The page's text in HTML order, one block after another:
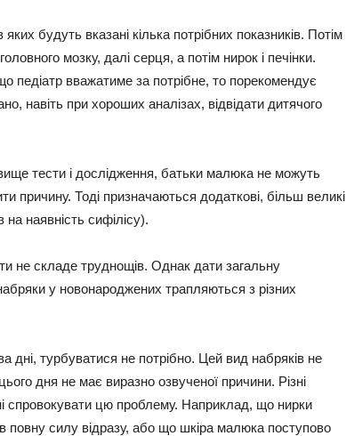
будуть вказані кілька потрібних показників. Потім
мозку, далі серця, а потім нирок і печінки.
педіатр вважатиме за потрібне, то порекомендує
навіть при хороших аналізах, відвідати дитячого
тести і дослідження, батьки малюка не можуть
причину. Тоді призначаються додаткові, більш великі
наявність сифілісу).
не складе труднощів. Однак дати загальну
у новонароджених трапляються з різних
дні, турбуватися не потрібно. Цей вид набряків не
дня не має виразно озвученої причини. Різні
спровокувати цю проблему. Наприклад, що нирки
повну силу відразу, або що шкіра малюка поступово